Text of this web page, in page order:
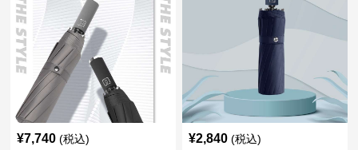
¥7,740 (税込) ¥2,840 (税込)